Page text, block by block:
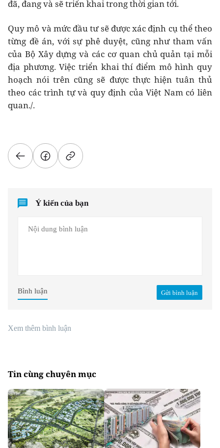
đã, đang và sẽ triển khai trong thời gian tới.
Quy mô và mức đầu tư sẽ được xác định cụ thể theo
từng đề án, với sự phê duyệt, cũng như tham vấn
của Bộ Xây dựng và các cơ quan chủ quản tại mỗi
địa phương. Việc triển khai thí điểm mô hình quy
hoạch nói trên cũng sẽ được thực hiện tuân thủ
theo các trình tự và quy định của Việt Nam có liên
quan./.
Ý kiến của bạn
Gửi bình luận
Bình luận
Xem thêm bình luận
Tin cùng chuyên mục